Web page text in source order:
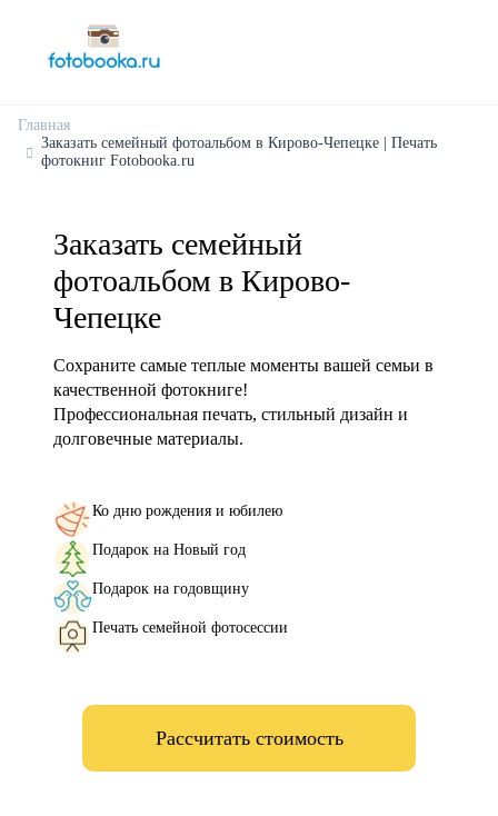
Главная
Заказать семейный фотоальбом в Кирово-Чепецке | Печать
фотокниг Fotobooka.ru
Заказать семейный
фотоальбом в Кирово-
Чепецке
Сохраните самые теплые моменты вашей семьи в
качественной фотокниге!
Профессиональная печать, стильный дизайн и
долговечные материалы.
Ко дню рождения и юбилею
Подарок на Новый год
Подарок на годовщину
Печать семейной фотосессии
Рассчитать стоимость